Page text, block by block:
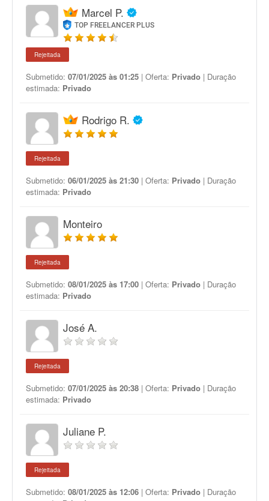
Marcel P.
TOP FREELANCER PLUS
Rejeitada
Submetido: 07/01/2025 às 01:25 | Oferta: Privado | Duração
estimada: Privado
Rodrigo R.
Rejeitada
Submetido: 06/01/2025 às 21:30 | Oferta: Privado | Duração
estimada: Privado
Monteiro
Rejeitada
Submetido: 08/01/2025 às 17:00 | Oferta: Privado | Duração
estimada: Privado
José A.
Rejeitada
Submetido: 07/01/2025 às 20:38 | Oferta: Privado | Duração
estimada: Privado
Juliane P.
Rejeitada
Submetido: 08/01/2025 às 12:06 | Oferta: Privado | Duração